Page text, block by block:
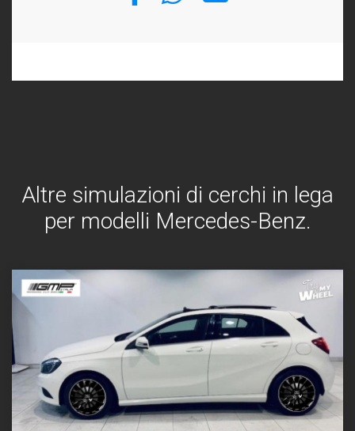
Altre simulazioni di cerchi in lega
per modelli Mercedes-Benz.